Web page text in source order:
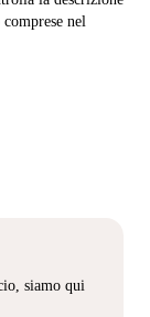
nel
siamo qui